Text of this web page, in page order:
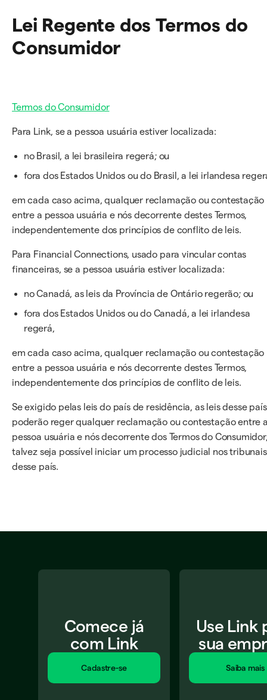
Lei Regente dos Termos do
Consumidor
Termos do Consumidor
Para Link, se a pessoa usuária estiver localizada:
no Brasil, a lei brasileira regerá; ou
fora dos Estados Unidos ou do Brasil, a lei irlandesa
em cada caso acima, qualquer reclamação ou contestação
entre a pessoa usuária e nós decorrente destes Termos,
independentemente dos princípios de conflito de leis.
Para Financial Connections, usado para vincular contas
financeiras, se a pessoa usuária estiver localizada:
no Canadá, as leis da Província de Ontário regerão; ou
fora dos Estados Unidos ou do Canadá, a lei irlandesa
regerá,
em cada caso acima, qualquer reclamação ou contestação
entre a pessoa usuária e nós decorrente destes Termos,
independentemente dos princípios de conflito de leis.
Se exigido pelas leis do país de residência, as leis desse país
poderão reger qualquer reclamação ou contestação entre
pessoa usuária e nós decorrente dos Termos do
talvez seja possível iniciar um processo judicial nos tribunais
desse país.
Comece já
com Link
Cadastre-se​
Use Link
sua
Saiba mais​​